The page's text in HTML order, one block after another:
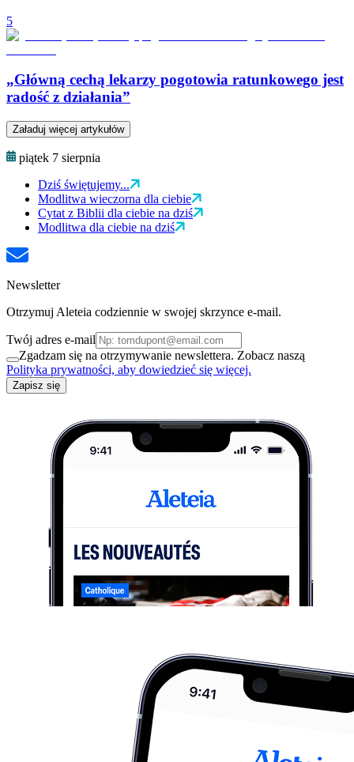
5
„Główną cechą lekarzy pogotowia ratunkowego jest
radość z działania”
Załaduj więcej artykułów
piątek 7 sierpnia
Dziś świętujemy...
Modlitwa wieczorna dla ciebie
Cytat z Biblii dla ciebie na dziś
Modlitwa dla ciebie na dziś
Newsletter
Otrzymuj Aleteia codziennie w swojej skrzynce e-mail.
Twój adres e-mail
Zgadzam się na otrzymywanie newslettera. Zobacz naszą
Polityka prywatności, aby dowiedzieć się więcej.
Zapisz się